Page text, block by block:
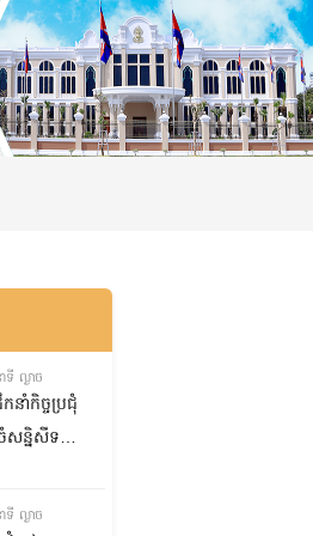
ល្ងាច
ាំកិច្ចប្រជុំ
សន្និសីទ
ល្ងាច